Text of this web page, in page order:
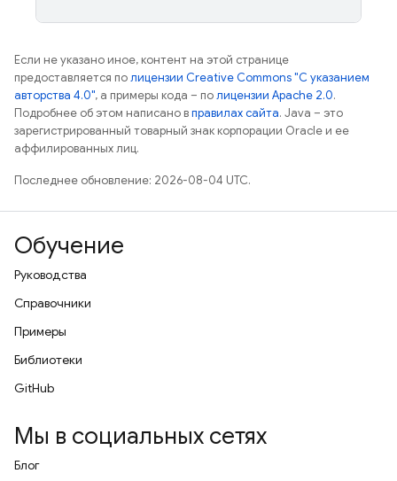
Если не указано иное, контент на этой странице
предоставляется полицензии Creative Commons "С указанием
авторства 4.0", а примеры кода – полицензии Apache 2.0.
Подробнее об этом написано вправилах сайта. Java – это
зарегистрированный товарный знак корпорации Oracle и ее
аффилированных лиц.
Последнее обновление: 2026-08-04 UTC.
Обучение
Руководства
Справочники
Примеры
Библиотеки
GitHub
Мы в социальных сетях
Блог